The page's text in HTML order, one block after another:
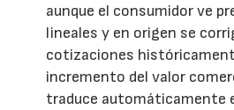
aunque el consumidor ve
lineales y en origen se
cotizaciones
incremento del valor
traduce automáticamente